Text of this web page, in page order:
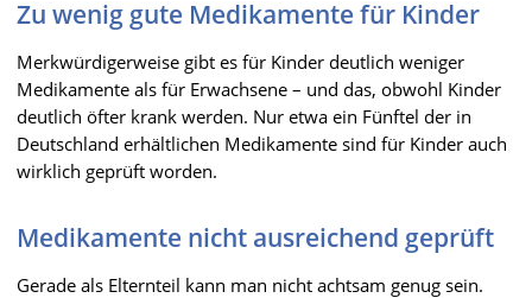
Zu wenig gute Medikamente für Kinder
Merkwürdigerweise gibt es für Kinder deutlich weniger
Medikamente als für Erwachsene – und das, obwohl Kinder
deutlich öfter krank werden. Nur etwa ein Fünftel der in
Deutschland erhältlichen Medikamente sind für Kinder auch
wirklich geprüft worden.
Medikamente nicht ausreichend geprüft
Gerade als Elternteil kann man nicht achtsam genug sein.